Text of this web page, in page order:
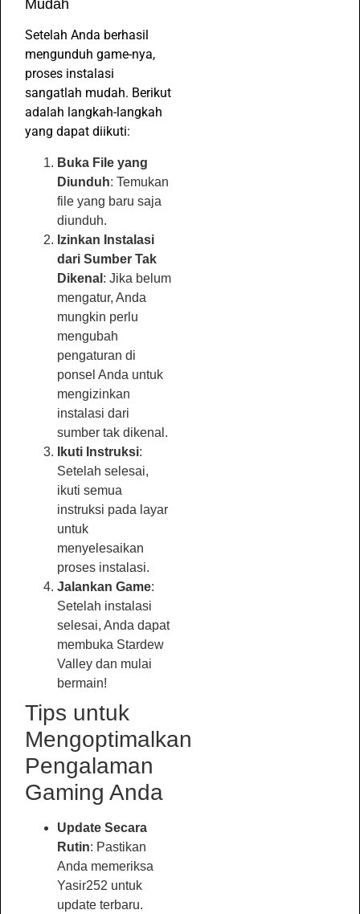
Mudah
Setelah Anda berhasil
mengunduh game-nya,
proses instalasi
sangatlah mudah. Berikut
adalah langkah-langkah
yang dapat diikuti:
Buka File yang
Diunduh: Temukan
file yang baru saja
diunduh.
Izinkan Instalasi
dari Sumber Tak
Dikenal : Jika belum
mengatur, Anda
mungkin perlu
mengubah
pengaturan di
ponsel Anda untuk
mengizinkan
instalasi dari
sumber tak dikenal.
Ikuti Instruksi:
Setelah selesai,
ikuti semua
instruksi pada layar
untuk
menyelesaikan
proses instalasi.
Jalankan Game:
Setelah instalasi
selesai, Anda dapat
membuka Stardew
Valley dan mulai
bermain!
Tips untuk
Mengoptimalkan
Pengalaman
Gaming Anda
Update Secara
Rutin: Pastikan
Anda memeriksa
Yasir252 untuk
update terbaru.